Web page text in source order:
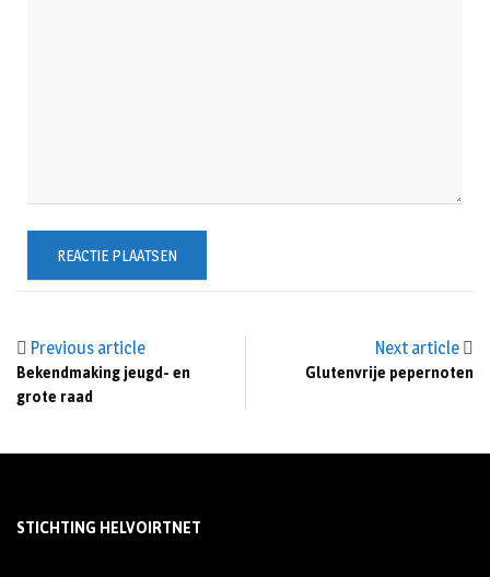
Previous article
Bekendmaking jeugd- en
grote raad
Next article
Glutenvrije pepernoten
STICHTING HELVOIRTNET